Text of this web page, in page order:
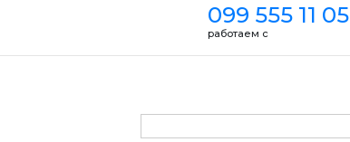
099 555 11 05
работаем с